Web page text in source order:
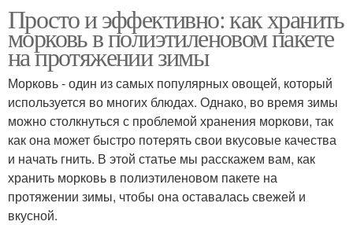
Просто и эффективно: как хранить
морковь в полиэтиленовом пакете
на протяжении зимы
Морковь - один из самых популярных овощей, который
используется во многих блюдах. Однако, во время зимы
можно столкнуться с проблемой хранения моркови, так
как она может быстро потерять свои вкусовые качества
и начать гнить. В этой статье мы расскажем вам, как
хранить морковь в полиэтиленовом пакете на
протяжении зимы, чтобы она оставалась свежей и
вкусной.